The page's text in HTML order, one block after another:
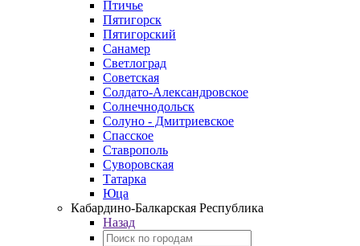
Птичье
Пятигорск
Пятигорский
Санамер
Светлоград
Советская
Солдато-Александровское
Солнечнодольск
Солуно - Дмитриевское
Спасское
Ставрополь
Суворовская
Татарка
Юца
Кабардино‑Балкарская Республика
Назад